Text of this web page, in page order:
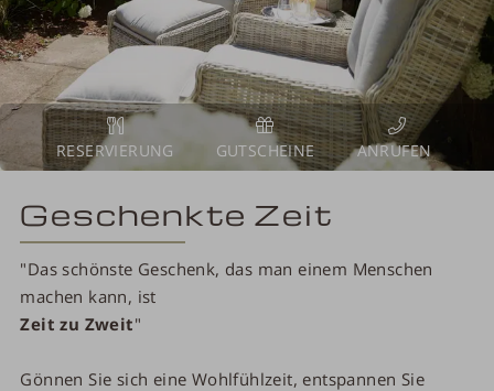
RESERVIERUNG GUTSCHEINE
Geschenkte Zeit
"Das schönste Geschenk, das man einem Menschen
machen kann, ist
Zeit zu Zweit"
Gönnen Sie sich eine Wohlfühlzeit, entspannen Sie